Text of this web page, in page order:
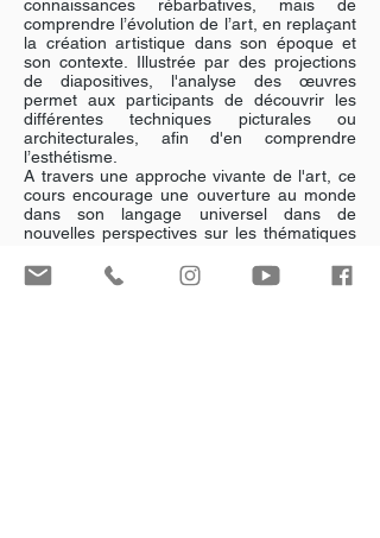
connaissances rébarbatives, mais de
comprendre l’évolution de l’art, en replaçant
la création artistique dans son époque et
son contexte. Illustrée par des projections
de diapositives, l'analyse des œuvres
permet aux participants de découvrir les
différentes techniques picturales ou
architecturales, afin d'en comprendre
l’esthétisme.
A travers une approche vivante de l'art, ce
cours encourage une ouverture au monde
dans son langage universel dans de
nouvelles perspectives sur les thématiques
mouvements artistiques.